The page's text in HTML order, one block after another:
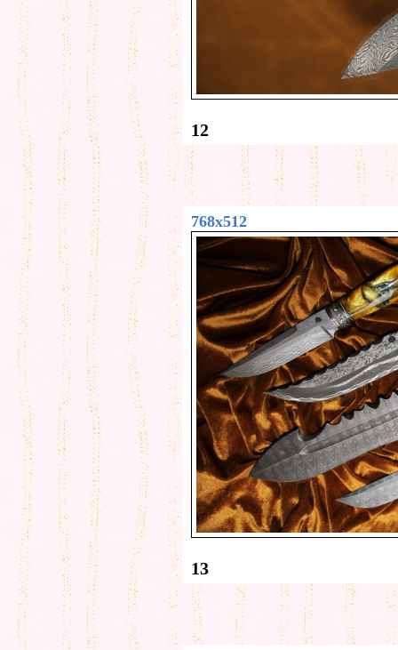
12
768x512
13